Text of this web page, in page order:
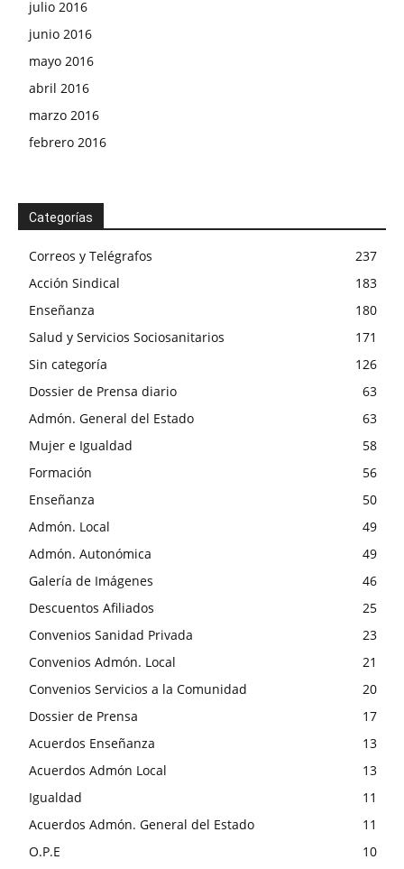
julio 2016
junio 2016
mayo 2016
abril 2016
marzo 2016
febrero 2016
Categorías
Correos y Telégrafos
237
Acción Sindical
183
Enseñanza
180
Salud y Servicios Sociosanitarios
171
Sin categoría
126
Dossier de Prensa diario
63
Admón. General del Estado
63
Mujer e Igualdad
58
Formación
56
Enseñanza
50
Admón. Local
49
Admón. Autonómica
49
Galería de Imágenes
46
Descuentos Afiliados
25
Convenios Sanidad Privada
23
Convenios Admón. Local
21
Convenios Servicios a la Comunidad
20
Dossier de Prensa
17
Acuerdos Enseñanza
13
Acuerdos Admón Local
13
Igualdad
11
Acuerdos Admón. General del Estado
11
O.P.E
10